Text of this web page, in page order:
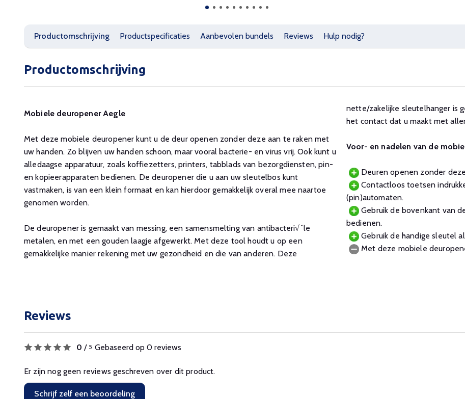
Productomschrijving Productspecificaties Aanbevolen bundels Reviews Hulp nodig?
Productomschrijving
Mobiele deuropener Aegle
Met deze mobiele deuropener kunt u de deur openen zonder deze aan te raken met
uw handen. Zo blijven uw handen schoon, maar vooral bacterie- en virus vrij. Ook kunt u
alledaagse apparatuur, zoals koffiezetters, printers, tabblads van bezorgdiensten, pin-
en kopieerapparaten bedienen. De deuropener die u aan uw sleutelbos kunt
vastmaken, is van een klein formaat en kan hierdoor gemakkelijk overal mee naartoe
genomen worden.
De deuropener is gemaakt van messing, een samensmelting van antibacteri√´le
metalen, en met een gouden laagje afgewerkt. Met deze tool houdt u op een
gemakkelijke manier rekening met uw gezondheid en die van anderen. Deze
nette/zakelijke sleutelhanger is
het contact dat u maakt met
Voor- en nadelen van de
Deuren openen zonder
Contactloos toetsen
(pin)automaten.
Gebruik de bovenkant van
bedienen.
Gebruik de handige sleutel
Met deze mobiele
Reviews
0 / 5 Gebaseerd op 0 reviews
Er zijn nog geen reviews geschreven over dit product.
Schrijf zelf een beoordeling